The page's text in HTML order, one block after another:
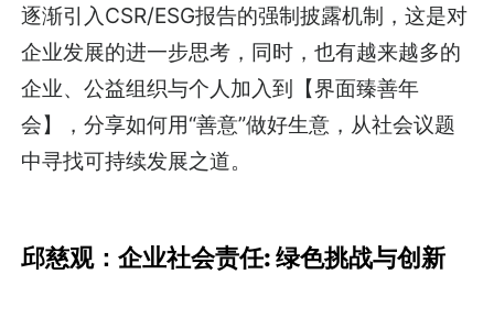
逐渐引入CSR/ESG报告的强制披露机制，这是对
企业发展的进一步思考，同时，也有越来越多的
企业、公益组织与个人加入到【界面臻善年
会】，分享如何用“善意”做好生意，从社会议题
中寻找可持续发展之道。
邱慈观：企业社会责任: 绿色挑战与创新